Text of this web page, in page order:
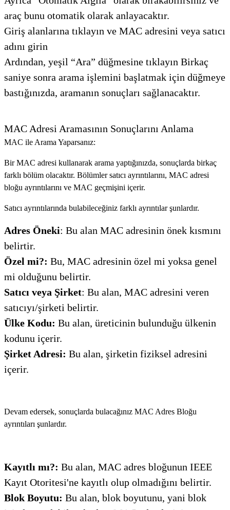
araç bunu otomatik olarak anlayacaktır.
Giriş alanlarına tıklayın ve MAC adresini veya satıcı
adını girin
Ardından, yeşil “Ara” düğmesine tıklayın Birkaç
saniye sonra arama işlemini başlatmak için düğmeye
bastığınızda, aramanın sonuçları sağlanacaktır.
MAC Adresi Aramasının Sonuçlarını Anlama
MAC ile Arama Yaparsanız:
Bir MAC adresi kullanarak arama yaptığınızda, sonuçlarda birkaç
farklı bölüm olacaktır. Bölümler satıcı ayrıntılarını, MAC adresi
bloğu ayrıntılarını ve MAC geçmişini içerir.
Satıcı ayrıntılarında bulabileceğiniz farklı ayrıntılar şunlardır.
Adres Öneki: Bu alan MAC adresinin önek kısmını
belirtir.
Özel mi?: Bu, MAC adresinin özel mi yoksa genel
mi olduğunu belirtir.
Satıcı veya Şirket: Bu alan, MAC adresini veren
satıcıyı/şirketi belirtir.
Ülke Kodu: Bu alan, üreticinin bulunduğu ülkenin
kodunu içerir.
Şirket Adresi: Bu alan, şirketin fiziksel adresini
içerir.
Devam edersek, sonuçlarda bulacağınız MAC Adres Bloğu
ayrıntıları şunlardır.
Kayıtlı mı?: Bu alan, MAC adres bloğunun IEEE
Kayıt Otoritesi'ne kayıtlı olup olmadığını belirtir.
Blok Boyutu: Bu alan, blok boyutunu, yani blok